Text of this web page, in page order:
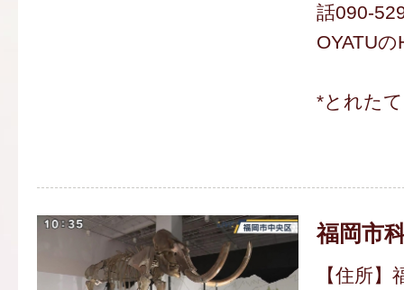
話090-
OYATU
*とれた
福岡市
【住所